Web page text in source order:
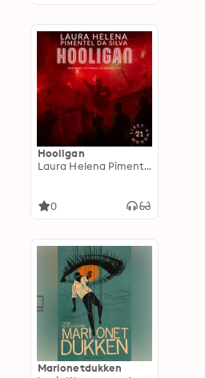
Hooligan
Laura Helena Pimentel da Silva
0
Marionetdukken